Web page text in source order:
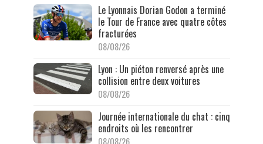
Le Lyonnais Dorian Godon a terminé
le Tour de France avec quatre côtes
fracturées
08/08/26
Lyon : Un piéton renversé après une
collision entre deux voitures
08/08/26
Journée internationale du chat : cinq
endroits où les rencontrer
08/08/26